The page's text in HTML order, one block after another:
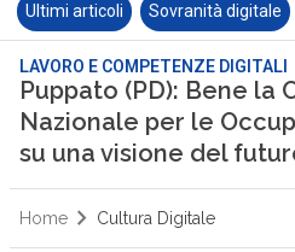
Ultimi articoli Sovranità digitale
LAVORO E COMPETENZE DIGITALI
Puppato (PD): Bene la
Nazionale per le
su una visione del
Home Cultura Digitale